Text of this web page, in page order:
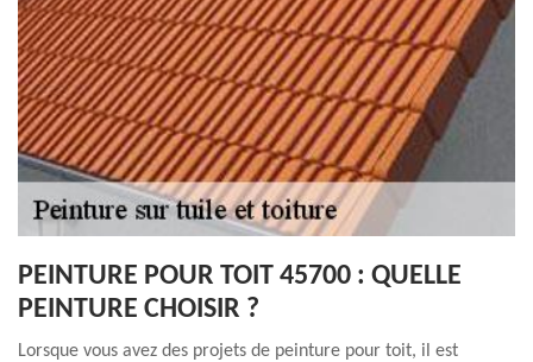
PEINTURE POUR TOIT 45700 : QUELLE
PEINTURE CHOISIR ?
Lorsque vous avez des projets de peinture pour toit, il est